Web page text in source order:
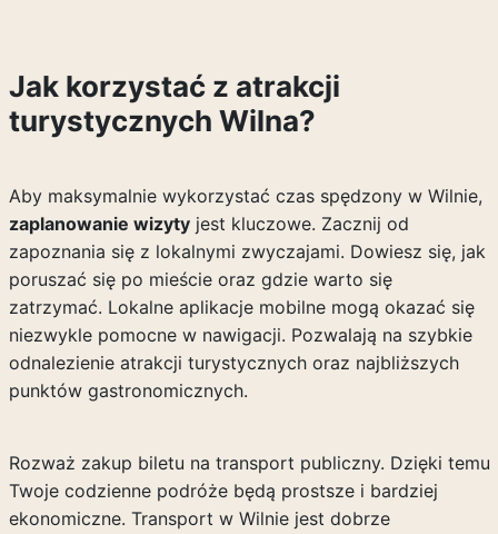
Jak korzystać z atrakcji
turystycznych Wilna?
Aby maksymalnie wykorzystać czas spędzony w Wilnie,
zaplanowanie wizytyjest kluczowe. Zacznij od
zapoznania się z lokalnymi zwyczajami. Dowiesz się, jak
poruszać się po mieście oraz gdzie warto się
zatrzymać. Lokalne aplikacje mobilne mogą okazać się
niezwykle pomocne w nawigacji. Pozwalają na szybkie
odnalezienie atrakcji turystycznych oraz najbliższych
punktów gastronomicznych.
Rozważ zakup biletu na transport publiczny. Dzięki temu
Twoje codzienne podróże będą prostsze i bardziej
ekonomiczne. Transport w Wilnie jest dobrze